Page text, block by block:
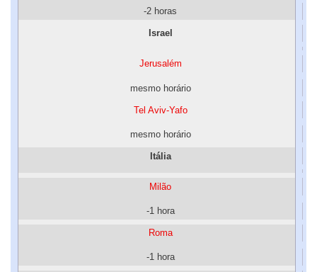
-2 horas
Israel
Jerusalém
mesmo horário
Tel Aviv-Yafo
mesmo horário
Itália
Milão
-1 hora
Roma
-1 hora